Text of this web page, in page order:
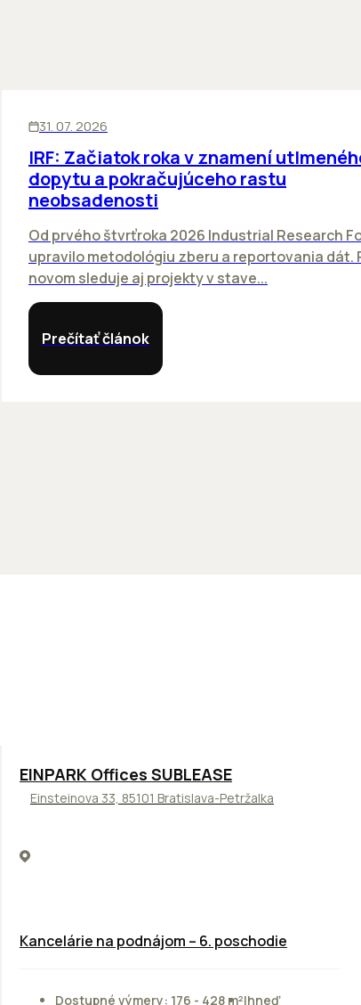
31. 07. 2026
IRF: Začiatok roka v znamení
dopytu a pokračujúceho rastu
neobsadenosti
Od prvého štvrťroka 2026 Industrial Research
upravilo metodológiu zberu a reportovania dát.
novom sleduje aj projekty v stave...
Prečítať článok
TOP ODPORÚČAME
EINPARK Offices SUBLEASE
Einsteinova 33, 85101 Bratislava-Petržalka
Kancelárie na podnájom – 6. poschodie
Dostupné výmery: 176 - 428 m²Ihneď